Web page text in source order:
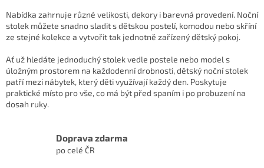
Nabídka zahrnuje různé velikosti, dekory i barevná provedení. Noční
stolek můžete snadno sladit s dětskou postelí, komodou nebo skříní
ze stejné kolekce a vytvořit tak jednotně zařízený dětský pokoj.
Ať už hledáte jednoduchý stolek vedle postele nebo model s
úložným prostorem na každodenní drobnosti, dětský noční stolek
patří mezi nábytek, který děti využívají každý den. Poskytuje
praktické místo pro vše, co má být před spaním i po probuzení na
dosah ruky.
Doprava zdarma
po celé ČR